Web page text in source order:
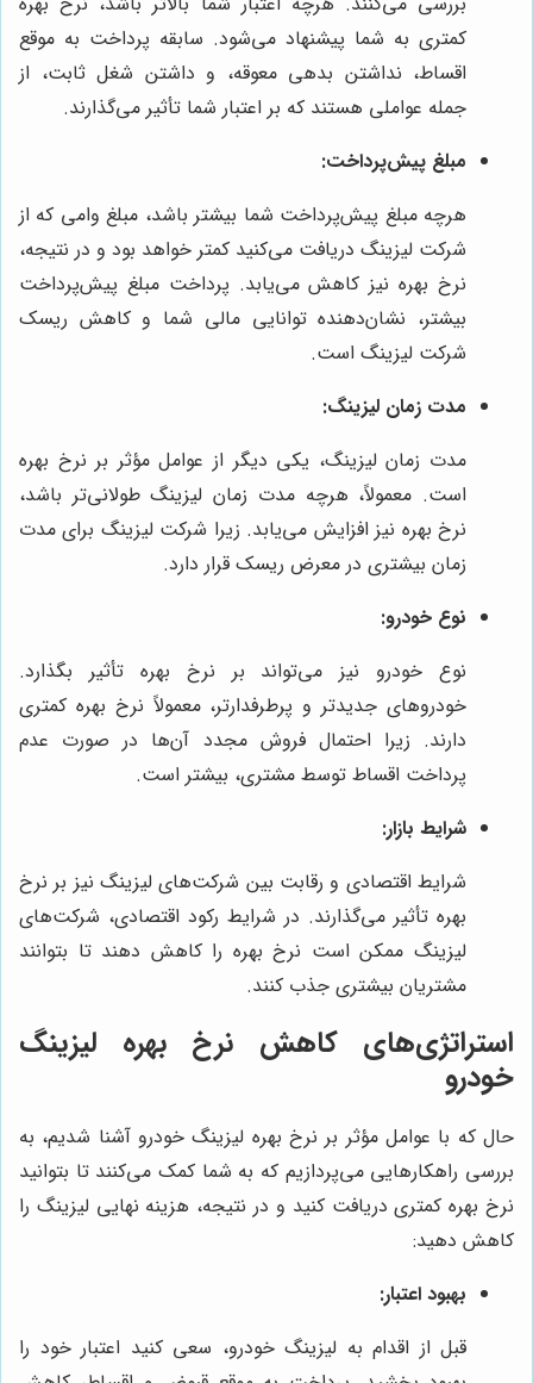
کمتری به شما پیشنهاد می‌شود. سابقه پرداخت به موقع
اقساط، نداشتن بدهی معوقه، و داشتن شغل ثابت، از
جمله عواملی هستند که بر اعتبار شما تأثیر می‌گذارند.
مبلغ پیش‌پرداخت:
هرچه مبلغ پیش‌پرداخت شما بیشتر باشد، مبلغ وامی که از
شرکت لیزینگ دریافت می‌کنید کمتر خواهد بود و در نتیجه،
نرخ بهره نیز کاهش می‌یابد. پرداخت مبلغ پیش‌پرداخت
بیشتر، نشان‌دهنده توانایی مالی شما و کاهش ریسک
شرکت لیزینگ است.
مدت زمان لیزینگ:
مدت زمان لیزینگ، یکی دیگر از عوامل مؤثر بر نرخ بهره
است. معمولاً، هرچه مدت زمان لیزینگ طولانی‌تر باشد،
نرخ بهره نیز افزایش می‌یابد. زیرا شرکت لیزینگ برای مدت
زمان بیشتری در معرض ریسک قرار دارد.
نوع خودرو:
نوع خودرو نیز می‌تواند بر نرخ بهره تأثیر بگذارد.
خودروهای جدیدتر و پرطرفدارتر، معمولاً نرخ بهره کمتری
دارند. زیرا احتمال فروش مجدد آن‌ها در صورت عدم
پرداخت اقساط توسط مشتری، بیشتر است.
شرایط بازار:
شرایط اقتصادی و رقابت بین شرکت‌های لیزینگ نیز بر نرخ
بهره تأثیر می‌گذارند. در شرایط رکود اقتصادی، شرکت‌های
لیزینگ ممکن است نرخ بهره را کاهش دهند تا بتوانند
مشتریان بیشتری جذب کنند.
استراتژی‌های کاهش نرخ بهره لیزینگ
خودرو
حال که با عوامل مؤثر بر نرخ بهره لیزینگ خودرو آشنا شدیم، به
بررسی راهکارهایی می‌پردازیم که به شما کمک می‌کنند تا بتوانید
نرخ بهره کمتری دریافت کنید و در نتیجه، هزینه نهایی لیزینگ را
کاهش دهید:
بهبود اعتبار:
قبل از اقدام به لیزینگ خودرو، سعی کنید اعتبار خود را